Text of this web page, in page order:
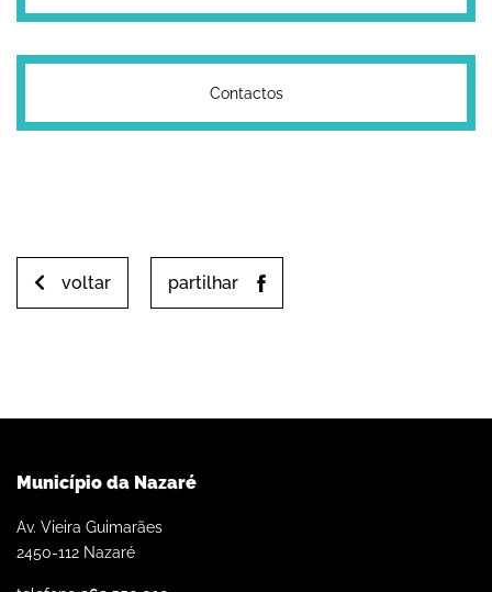
Contactos
voltar partilhar
Município da Nazaré
Av. Vieira Guimarães
2450-112 Nazaré